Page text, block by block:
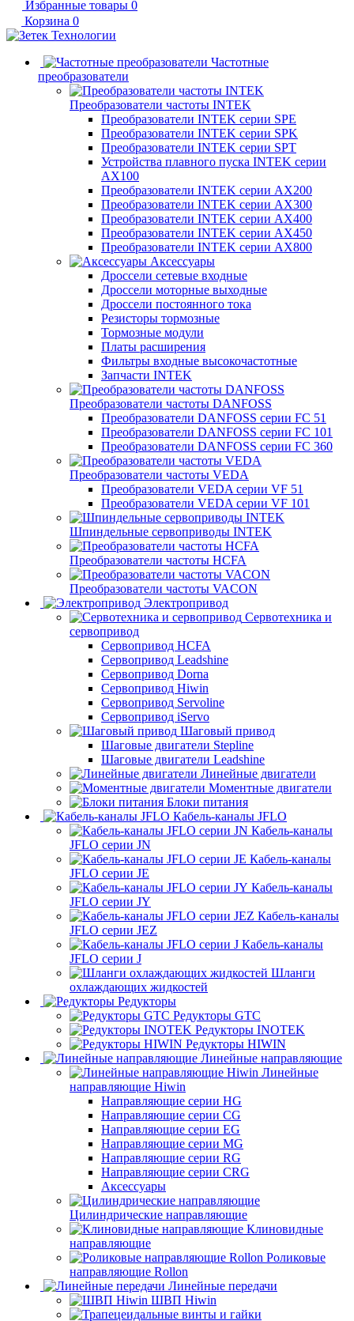
Избранные товары 0
Корзина 0
Частотные
преобразователи
Преобразователи частоты INTEK
Преобразователи INTEK серии SPE
Преобразователи INTEK серии SPK
Преобразователи INTEK серии SPT
Устройства плавного пуска INTEK серии
AX100
Преобразователи INTEK серии AX200
Преобразователи INTEK серии AX300
Преобразователи INTEK серии AX400
Преобразователи INTEK серии AX450
Преобразователи INTEK серии AX800
Аксессуары
Дроссели сетевые входные
Дроссели моторные выходные
Дроссели постоянного тока
Резисторы тормозные
Тормозные модули
Платы расширения
Фильтры входные высокочастотные
Запчасти INTEK
Преобразователи частоты DANFOSS
Преобразователи DANFOSS серии FC 51
Преобразователи DANFOSS серии FC 101
Преобразователи DANFOSS серии FC 360
Преобразователи частоты VEDA
Преобразователи VEDA серии VF 51
Преобразователи VEDA серии VF 101
Шпиндельные сервоприводы INTEK
Преобразователи частоты HCFA
Преобразователи частоты VACON
Электропривод
Сервотехника и
сервопривод
Сервопривод HCFA
Сервопривод Leadshine
Сервопривод Dorna
Сервопривод Hiwin
Сервопривод Servoline
Сервопривод iServo
Шаговый привод
Шаговые двигатели Stepline
Шаговые двигатели Leadshine
Линейные двигатели
Моментные двигатели
Блоки питания
Кабель-каналы JFLO
Кабель-каналы
JFLO серии JN
Кабель-каналы
JFLO серии JE
Кабель-каналы
JFLO серии JY
Кабель-каналы
JFLO серии JEZ
Кабель-каналы
JFLO серии J
Шланги
охлаждающих жидкостей
Редукторы
Редукторы GTC
Редукторы INOTEK
Редукторы HIWIN
Линейные направляющие
Линейные
направляющие Hiwin
Направляющие серии HG
Направляющие серии CG
Направляющие серии EG
Направляющие серии MG
Направляющие серии RG
Направляющие серии CRG
Аксессуары
Цилиндрические направляющие
Клиновидные
направляющие
Роликовые
направляющие Rollon
Линейные передачи
ШВП Hiwin